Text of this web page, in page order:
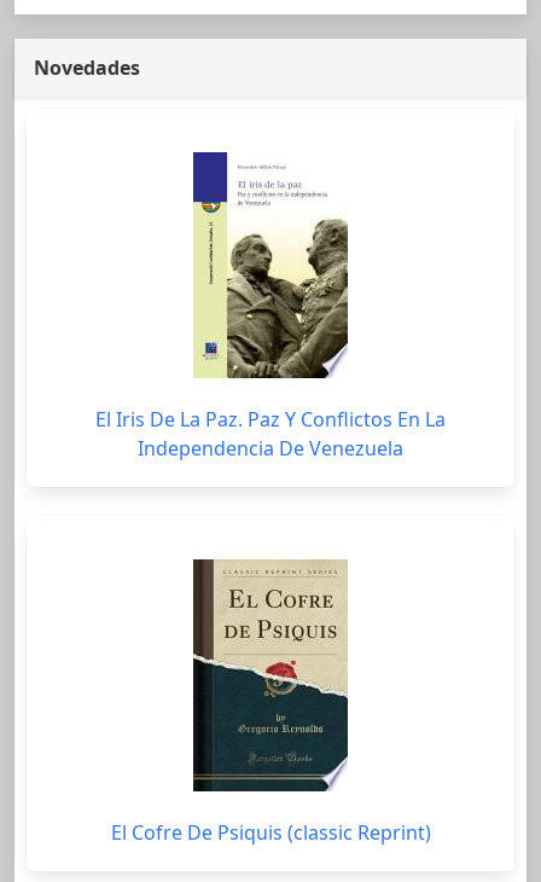
Novedades
El Iris De La Paz. Paz Y Conflictos En La
Independencia De Venezuela
El Cofre De Psiquis (classic Reprint)